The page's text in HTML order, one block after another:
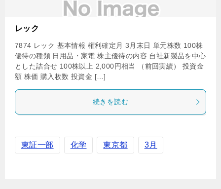
レック
7874 レック 基本情報 権利確定月 3月末日 単元株数 100株
優待の種類 日用品・家電 株主優待の内容 自社新製品を中心
とした詰合せ 100株以上 2,000円相当 （前回実績） 投資金
額 株価 購入枚数 投資金 […]
続きを読む
東証一部 化学 東京都 3月